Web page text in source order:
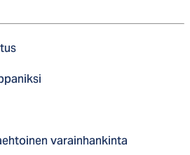
varainhankinta